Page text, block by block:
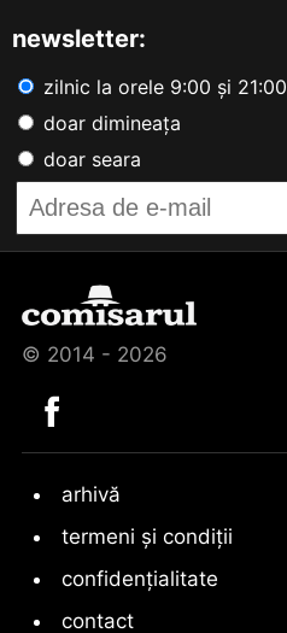
newsletter:
zilnic la orele 9:00 și 21:00
doar dimineața
doar seara
© 2014 - 2026
arhivă
termeni și condiții
confidențialitate
contact